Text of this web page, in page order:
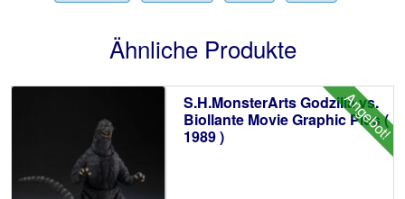
Ähnliche Produkte
Angebot!
S.H.MonsterArts Godzilla vs.
Biollante Movie Graphic Plus (
1989 )